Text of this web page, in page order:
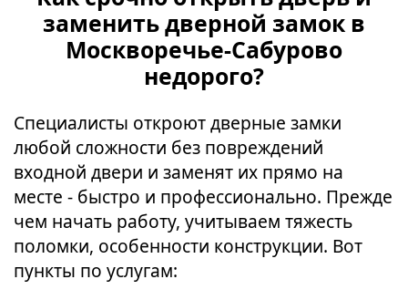
заменить дверной замок в
Москворечье-Сабурово
недорого?
Специалисты откроют дверные замки
любой сложности без повреждений
входной двери и заменят их прямо на
месте - быстро и профессионально. Прежде
чем начать работу, учитываем тяжесть
поломки, особенности конструкции. Вот
пункты по услугам: